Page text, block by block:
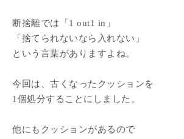
断捨離では「1 out1 in」
「捨てられないなら入れない」
という言葉がありますよね。
今回は、古くなったクッションを
1個処分することにしました。
他にもクッションがあるので